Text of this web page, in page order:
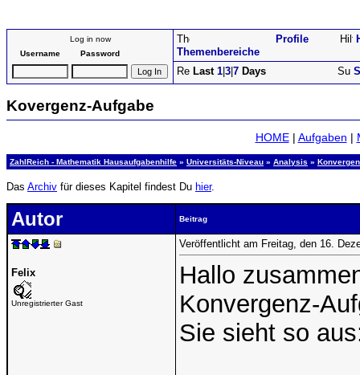
Log in now
Username
Password Themenbereiche
Profile
Last 1 3 7 Days
Kovergenz-Aufgabe
HOME| Aufgaben |
ZahlReich - Mathematik Hausaufgabenhilfe » Universitäts-Niveau » Analysis »
Das Archiv für dieses Kapitel findest Du hier.
Autor Beitrag
Felix
Unregistrierter Gast
Veröffentlicht am Freitag, den 16.
Hallo
Konvergenz-
Sie sieht so